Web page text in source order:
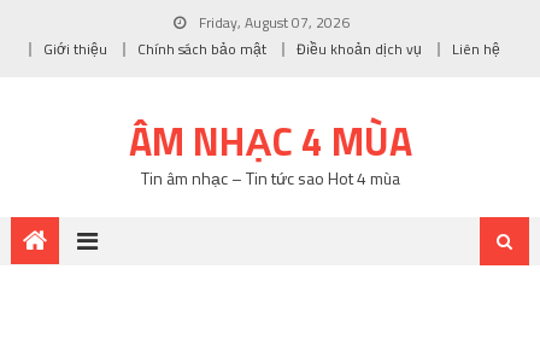
Friday, August 07, 2026
Giới thiệu
Chính sách bảo mật Điều khoản dịch vụ Liên hệ
ÂM NHẠC 4 MÙA
Tin âm nhạc – Tin tức sao Hot 4 mùa